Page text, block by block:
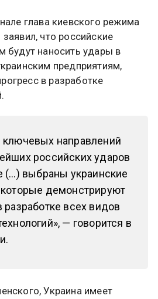
глава киевского режима
что российские
будут наносить удары в
предприятиям,
в разработке
направлений
российских ударов
(…) выбраны украинские
демонстрируют
разработке всех видов
— говорится в
Украина имеет